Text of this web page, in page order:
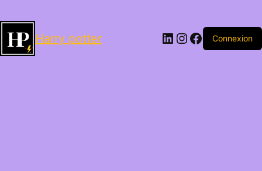
Harry potter LinkedIn
Instagram
Facebook
Connexion